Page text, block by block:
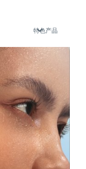
特色产品
预计送达日期2026/8/12
预计送达日期2026/8/9
计送达日期2026/8/10
预计送达日期2026/8/9
预计送达日期2026/8/15